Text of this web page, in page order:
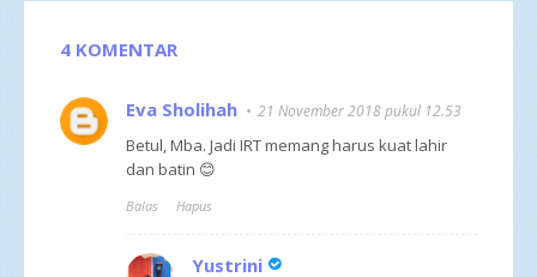
4 KOMENTAR
Eva Sholihah 21 November 2018 pukul 12.53
Betul, Mba. Jadi IRT memang harus kuat lahir
dan batin 😊
Balas Hapus
Yustrini